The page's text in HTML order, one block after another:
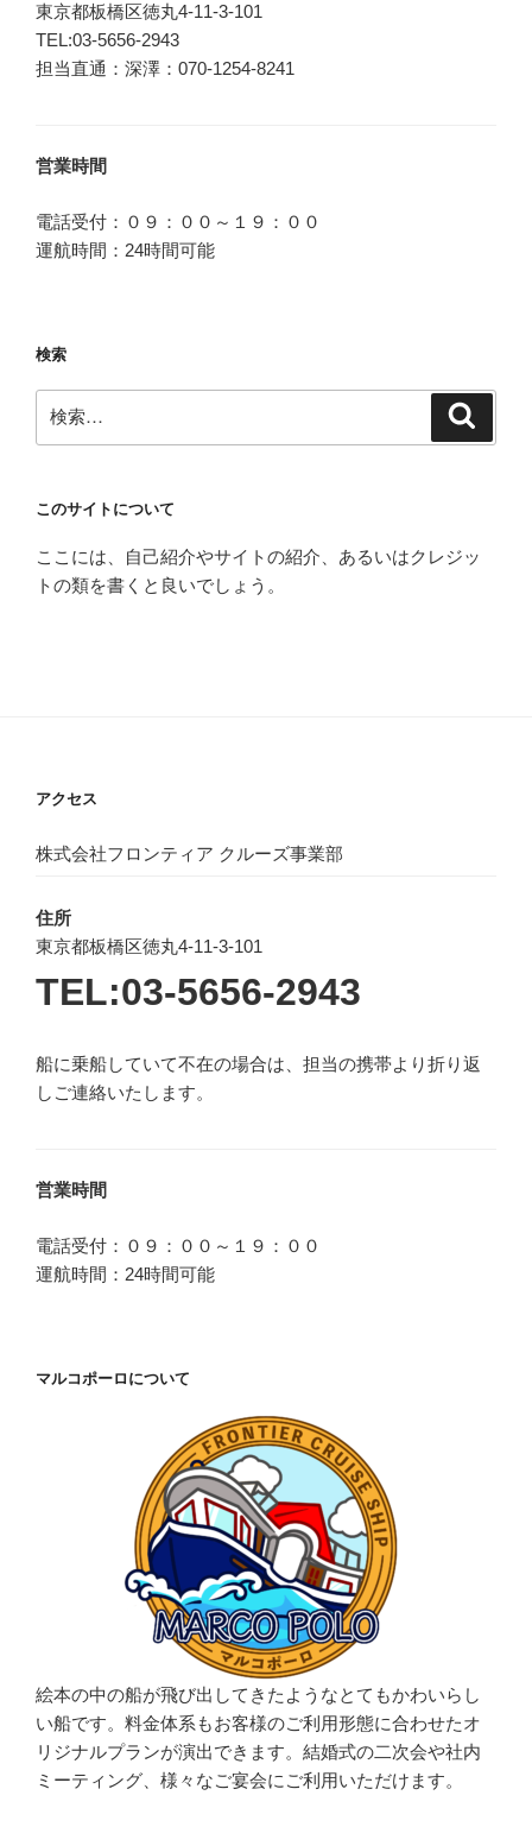
東京都板橋区徳丸4-11-3-101
TEL:03-5656-2943
担当直通：深澤：070-1254-8241
営業時間
電話受付：０９：００～１９：００
運航時間：24時間可能
検索
索:
このサイトについて
ここには、自己紹介やサイトの紹介、あるいはクレジッ
トの類を書くと良いでしょう。
アクセス
株式会社フロンティア クルーズ事業部
住所
東京都板橋区徳丸4-11-3-101
TEL:03-5656-2943
船に乗船していて不在の場合は、担当の携帯より折り返
しご連絡いたします。
営業時間
電話受付：０９：００～１９：００
運航時間：24時間可能
マルコポーロについて
絵本の中の船が飛び出してきたようなとてもかわいらし
い船です。料金体系もお客様のご利用形態に合わせたオ
リジナルプランが演出できます。結婚式の二次会や社内
ミーティング、様々なご宴会にご利用いただけます。